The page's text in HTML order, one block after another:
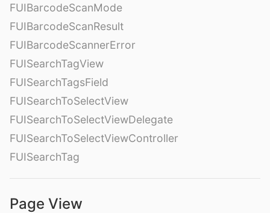
FUIBarcodeScanMode
FUIBarcodeScanResult
FUIBarcodeScannerError
FUISearchTagView
FUISearchTagsField
FUISearchToSelectView
FUISearchToSelectViewDelegate
FUISearchToSelectViewController
FUISearchTag
Page View